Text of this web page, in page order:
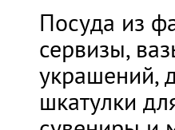
Посуда из
сервизы,
украшений,
шкатулки